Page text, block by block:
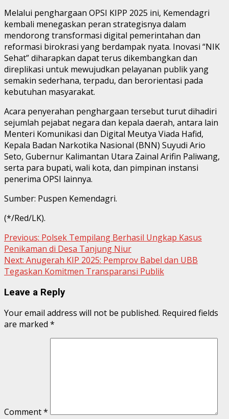
Melalui penghargaan OPSI KIPP 2025 ini, Kemendagri
kembali menegaskan peran strategisnya dalam
mendorong transformasi digital pemerintahan dan
reformasi birokrasi yang berdampak nyata. Inovasi “NIK
Sehat” diharapkan dapat terus dikembangkan dan
direplikasi untuk mewujudkan pelayanan publik yang
semakin sederhana, terpadu, dan berorientasi pada
kebutuhan masyarakat.
Acara penyerahan penghargaan tersebut turut dihadiri
sejumlah pejabat negara dan kepala daerah, antara lain
Menteri Komunikasi dan Digital Meutya Viada Hafid,
Kepala Badan Narkotika Nasional (BNN) Suyudi Ario
Seto, Gubernur Kalimantan Utara Zainal Arifin Paliwang,
serta para bupati, wali kota, dan pimpinan instansi
penerima OPSI lainnya.
Sumber: Puspen Kemendagri.
(*/Red/LK).
Continue
Reading
Previous: Polsek Tempilang Berhasil Ungkap Kasus
Penikaman di Desa Tanjung Niur
Next: Anugerah KIP 2025: Pemprov Babel dan UBB
Tegaskan Komitmen Transparansi Publik
Leave a Reply
Your email address will not be published. Required fields
are marked *
Comment*